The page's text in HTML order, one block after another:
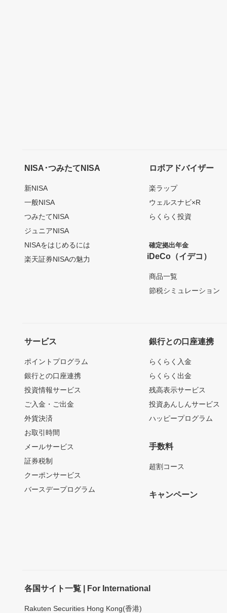
NISA･つみたてNISA
新NISA
一般NISA
つみたてNISA
ジュニアNISA
NISAをはじめるには
楽天証券NISAの魅力
ロボアドバイザー
楽ラップ
ウェルスナビ×R
らくらく投資
確定拠出年金
iDeCo（イデコ）
商品一覧
節税シミュレーション
サービス
ポイントプログラム
銀行との口座連携
投資情報サービス
ご入金・ご出金
外貨決済
お取引時間
メールサービス
証券税制
クーポンサービス
バースデープログラム
銀行との口座連携
らくらく入金
らくらく出金
残高表示サービス
投資あんしんサービス
ハッピープログラム
手数料
超割コース
キャンペーン
各国サイト一覧 | For International
Rakuten Securities Hong Kong(香港)